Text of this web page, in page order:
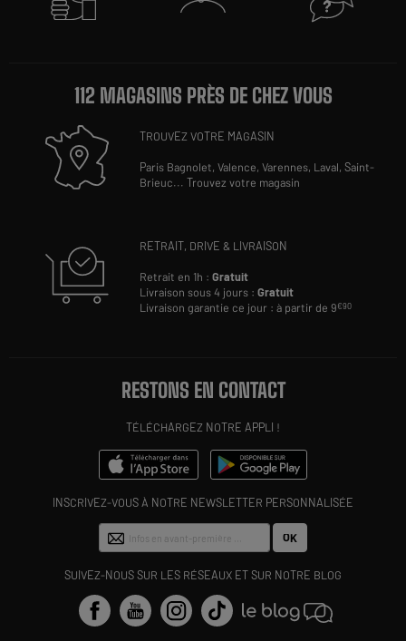
112 MAGASINS PRÈS DE CHEZ VOUS
TROUVEZ VOTRE MAGASIN
Paris Bagnolet,Valence,Varennes, Laval,Saint-
Brieuc...Trouvez votre magasin
RETRAIT, DRIVE & LIVRAISON
Retrait en 1h :Gratuit
Livraison sous 4 jours :Gratuit
Livraison garantie ce jour : à partir de 9€90
RESTONS EN CONTACT
TÉLÉCHARGEZ NOTRE APPLI !
INSCRIVEZ-VOUS À NOTRE NEWSLETTER PERSONNALISÉE
OK
SUIVEZ-NOUS SUR LES RÉSEAUX ET SUR NOTRE BLOG